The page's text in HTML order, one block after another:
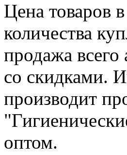
Цена товаров
количества
продажа всего
со скидками.
производит
оптом.